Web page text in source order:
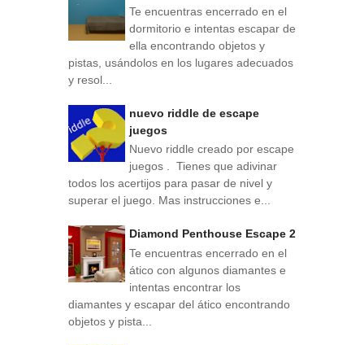
Te encuentras encerrado en el
dormitorio e intentas escapar de
ella encontrando objetos y
pistas, usándolos en los lugares adecuados
y resol...
nuevo riddle de escape
juegos
Nuevo riddle creado por escape
juegos . Tienes que adivinar
todos los acertijos para pasar de nivel y
superar el juego. Mas instrucciones e...
Diamond Penthouse Escape 2
Te encuentras encerrado en el
ático con algunos diamantes e
intentas encontrar los
diamantes y escapar del ático encontrando
objetos y pista...